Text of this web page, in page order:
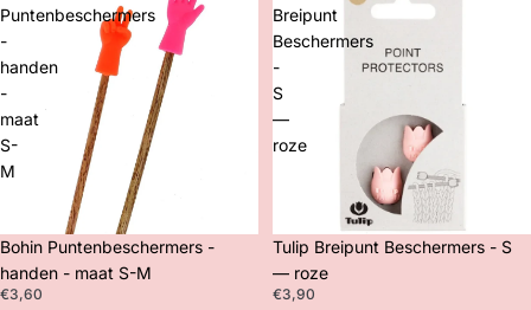
Puntenbeschermers
-
handen
-
maat
S-
M
Uitverkocht
Bohin Puntenbeschermers -
handen - maat S-M
€3,60
Breipunt
Beschermers
-
S
—
roze
Tulip Breipunt Beschermers - S
— roze
€3,90